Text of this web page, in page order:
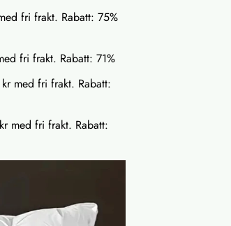
fri frakt. Rabatt: 75%
fri frakt. Rabatt: 71%
med fri frakt. Rabatt:
med fri frakt. Rabatt: